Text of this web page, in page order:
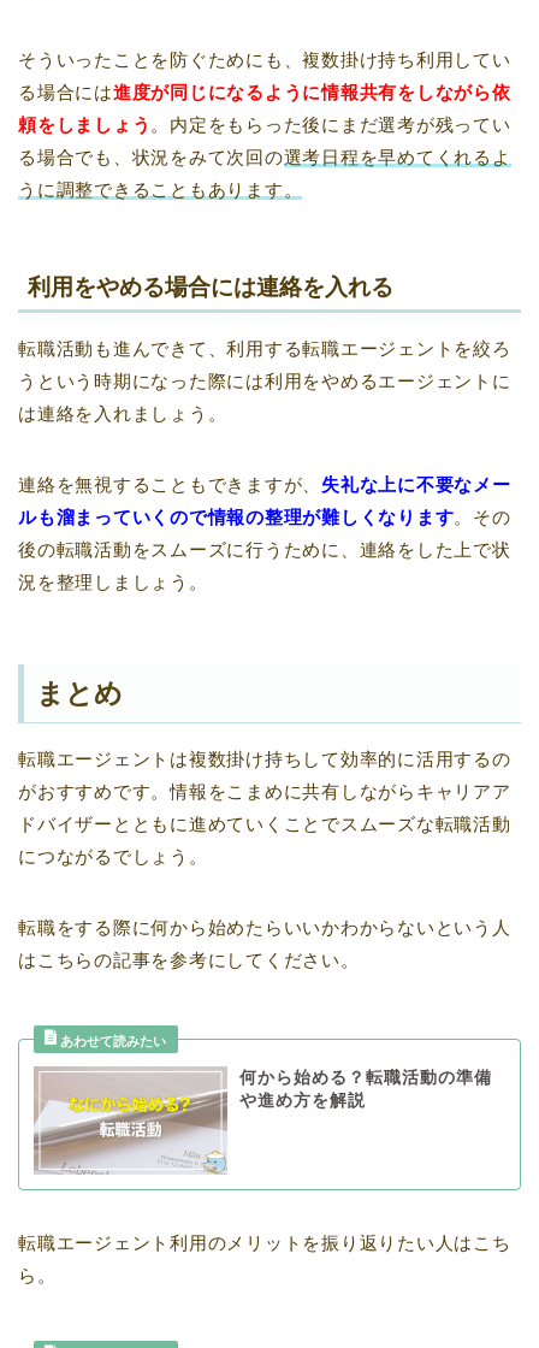
そういったことを防ぐためにも、複数掛け持ち利用してい
る場合には進度が同じになるように情報共有をしながら依
頼をしましょう 。内定をもらった後にまだ選考が残ってい
る場合でも、状況をみて次回の選考日程を早めてくれるよ
うに調整できることもあります。
利用をやめる場合には連絡を入れる
転職活動も進んできて、利用する転職エージェントを絞ろ
うという時期になった際には利用をやめるエージェントに
は連絡を入れましょう。
連絡を無視することもできますが、 失礼な上に不要なメー
ルも溜まっていくので情報の整理が難しくなります。その
後の転職活動をスムーズに行うために、連絡をした上で状
況を整理しましょう。
まとめ
転職エージェントは複数掛け持ちして効率的に活用するの
がおすすめです。情報をこまめに共有しながらキャリアア
ドバイザーとともに進めていくことでスムーズな転職活動
につながるでしょう。
転職をする際に何から始めたらいいかわからないという人
はこちらの記事を参考にしてください。
何から始める？転職活動の準備
や進め方を解説
転職エージェント利用のメリットを振り返りたい人はこち
ら。